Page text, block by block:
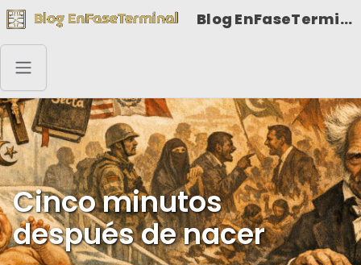
Blog EnFaseTerminal
Cinco minutos
después de nacer